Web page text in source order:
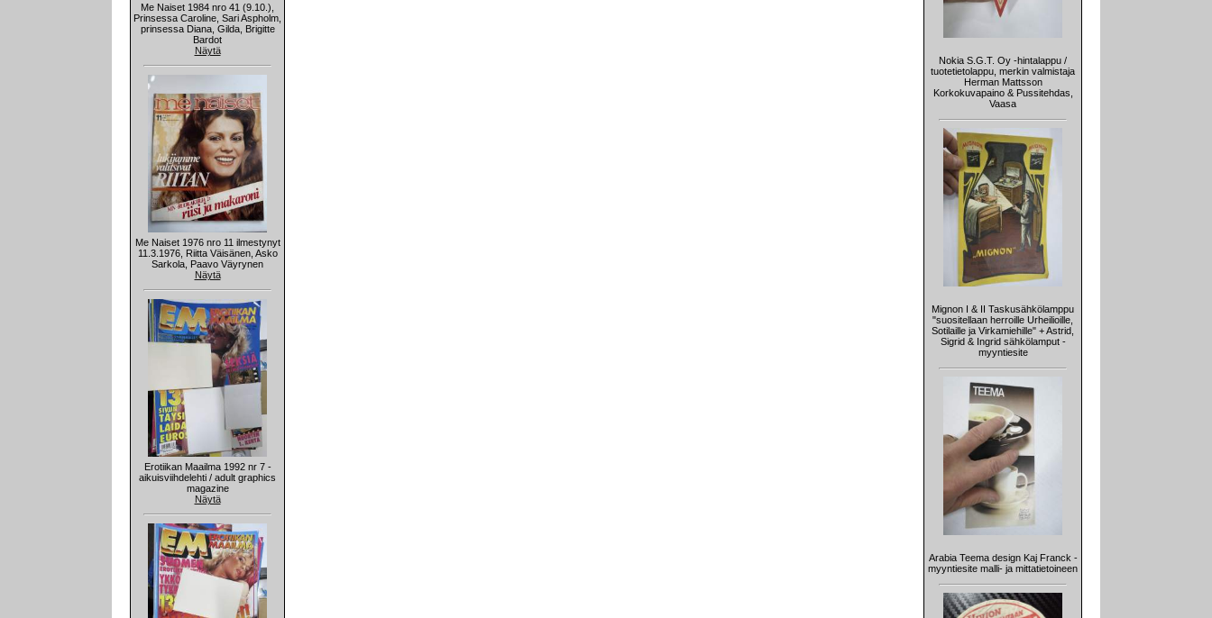
Me Naiset 1984 nro 41 (9.10.),
Prinsessa Caroline, Sari Aspholm,
prinsessa Diana, Gilda, Brigitte
Bardot
Näytä
Me Naiset 1976 nro 11 ilmestynyt
11.3.1976, Riitta Väisänen, Asko
Sarkola, Paavo Väyrynen
Näytä
Erotiikan Maailma 1992 nr 7 -
aikuisviihdelehti / adult graphics
magazine
Näytä
Nokia S.G.T. Oy -hintalappu /
tuotetietolappu, merkin valmistaja
Herman Mattsson
Korkokuvapaino & Pussitehdas,
Vaasa
Mignon I & II Taskusähkölamppu
"suositellaan herroille Urheilioille,
Sotilaille ja Virkamiehille" + Astrid,
Sigrid & Ingrid sähkölamput -
myyntiesite
Arabia Teema design Kaj Franck -
myyntiesite malli- ja mittatietoineen